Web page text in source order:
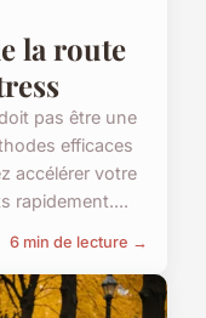
la route
pas être une
efficaces
accélérer votre
rapidement....
6 min de lecture →